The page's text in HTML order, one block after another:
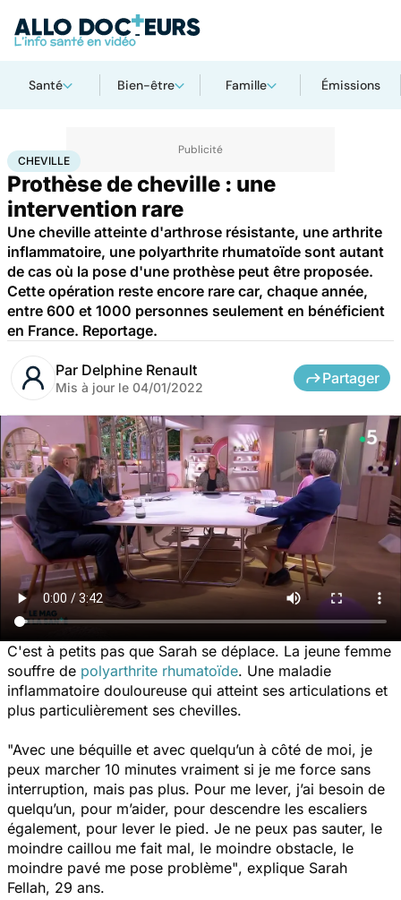
Santé Bien-être Famille Émissions
AccueilSanté
CHEVILLE
Prothèse de cheville : une
intervention rare
Une cheville atteinte d'arthrose résistante, une arthrite
inflammatoire, une polyarthrite rhumatoïde sont autant
de cas où la pose d'une prothèse peut être proposée.
Cette opération reste encore rare car, chaque année,
entre 600 et 1000 personnes seulement en bénéficient
en France. Reportage.
Par Delphine Renault
Mis à jour le 04/01/2022
Partager
C'est à petits pas que Sarah se déplace. La jeune femme
souffre de polyarthrite rhumatoïde. Une maladie
inflammatoire douloureuse qui atteint ses articulations et
plus particulièrement ses chevilles.
"Avec une béquille et avec quelqu’un à côté de moi, je
peux marcher 10 minutes vraiment si je me force sans
interruption, mais pas plus. Pour me lever, j’ai besoin de
quelqu’un, pour m’aider, pour descendre les escaliers
également, pour lever le pied. Je ne peux pas sauter, le
moindre caillou me fait mal, le moindre obstacle, le
moindre pavé me pose problème", explique Sarah
Fellah, 29 ans.